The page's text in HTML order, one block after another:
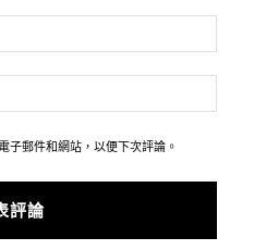
*
子
郵
*站：
子郵件和網站，以便下次評論。